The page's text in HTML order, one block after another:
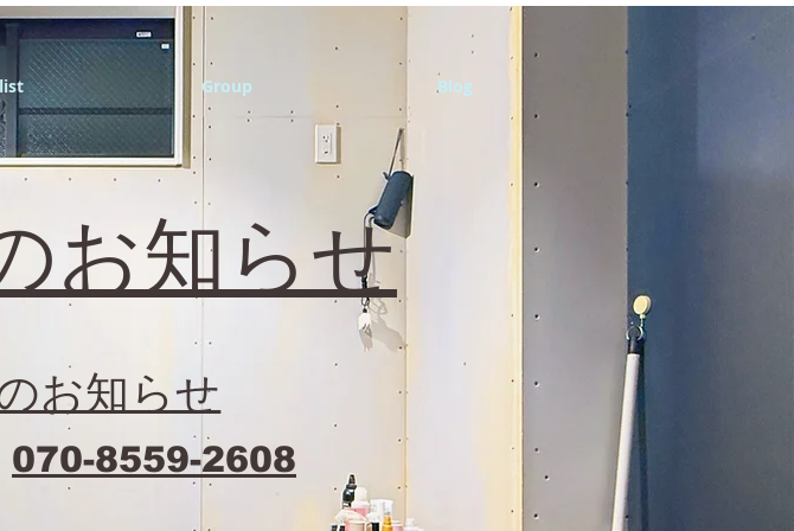
お知らせ
お知らせ
070-8559-2608
Group Blog